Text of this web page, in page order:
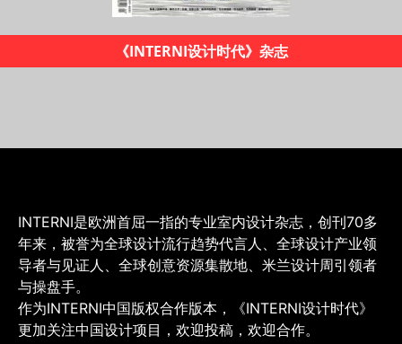
《INTERNI设计时代》杂志
INTERNI是欧洲首屈一指的专业室内设计杂志，创刊70多
年来，被誉为全球设计流行趋势代言人、全球设计产业领
导者与见证人、全球创意资源集散地、米兰设计周引领者
与操盘手。
作为INTERNI中国版权合作版本，《INTERNI设计时代》
更加关注中国设计项目，欢迎投稿，欢迎合作。